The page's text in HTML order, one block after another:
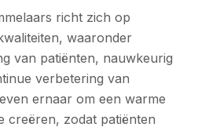
richt zich op
waaronder
van patiënten, nauwkeurig
verbetering van
ernaar om een warme
creëren, zodat patiënten